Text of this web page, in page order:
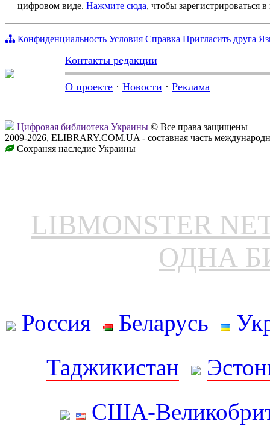
цифровом виде. Нажмите сюда, чтобы зарегистрироваться в
Конфиденциальность Условия Справка Пригласить друга
Контакты редакции
О проекте · Новости · Реклама
Цифровая библиотека Украины © Все права защищены
2009-2026, ELIBRARY.COM.UA - составная часть
Сохраняя наследие Украины
LIBMONSTER
ОДНА
Россия Беларусь
Таджикистан
США-